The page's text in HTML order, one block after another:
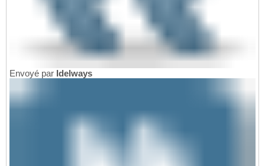
Envoyé par Idelways